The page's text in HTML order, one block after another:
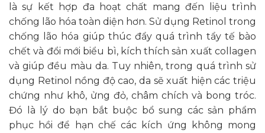
là sự kết hợp đa hoạt chất mang đến liệu trình
chống lão hóa toàn diện hơn. Sử dụng Retinol trong
chống lão hóa giúp thúc đẩy quá trình tẩy tế bào
chết và đổi mới biểu bì, kích thích sản xuất collagen
và giúp đều màu da. Tuy nhiên, trong quá trình sử
dụng Retinol nồng độ cao, da sẽ xuất hiện các triệu
chứng như khô, ửng đỏ, châm chích và bong tróc.
Đó là lý do bạn bắt buộc bổ sung các sản phẩm
phục hồi để hạn chế các kích ứng không mong